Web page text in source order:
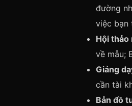
đường
việc bạn
Hội
về mẫu;
Giảng
cần tài
Bản đồ